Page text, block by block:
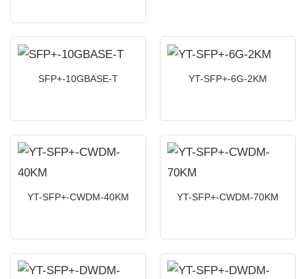
SFP+-10GBASE-T YT-SFP+-6G-2KM
YT-SFP+-CWDM-40KM YT-SFP+-CWDM-70KM